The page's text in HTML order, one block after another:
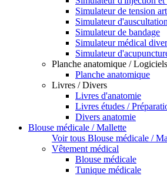
Simulateur de tension
Simulateur d'auscultation
Simulateur de bandage
Simulateur médical
Simulateur
Planche anatomique / Logiciels
Planche anatomique
Livres / Divers
Livres d'anatomie
Livres études /
Divers anatomie
Blouse médicale / Mallette
Voir tous Blouse médicale /
Vêtement médical
Blouse médicale
Tunique médicale